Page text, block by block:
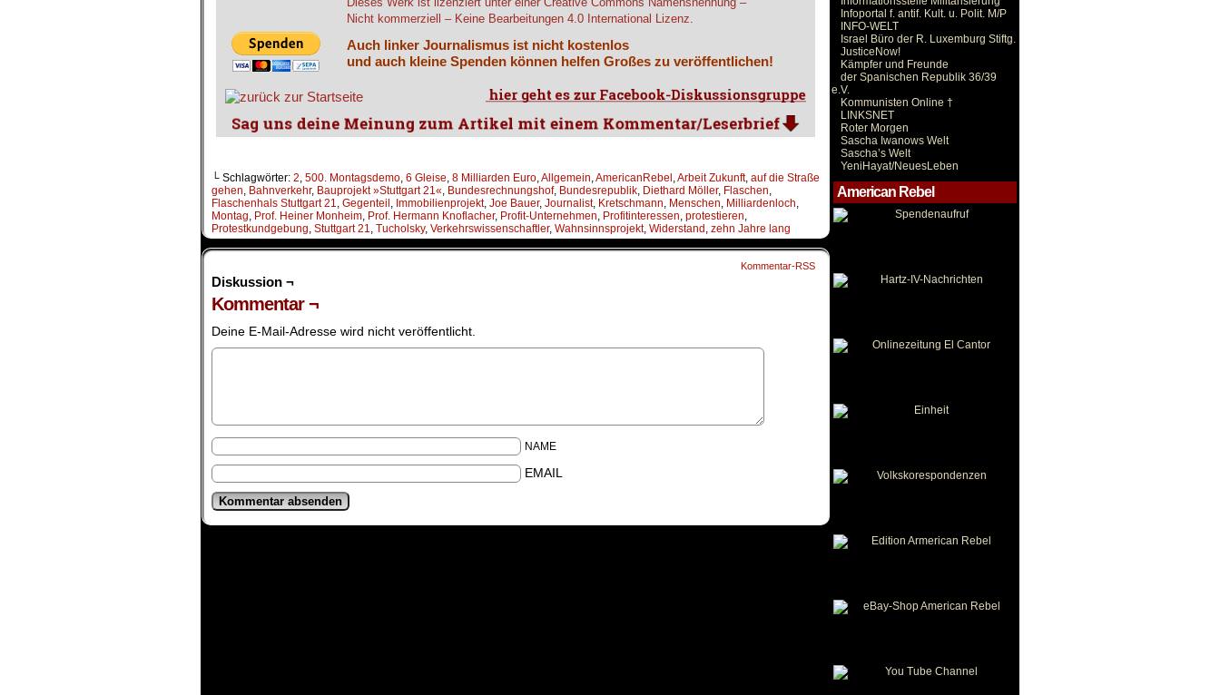
Nicht kommerziell – Keine Bearbeitungen 4.0 International Lizenz.
Auch linker Journalismus ist nicht kostenlos
und auch kleine Spenden können helfen Großes zu veröffentlichen!
└ Schlagwörter: 2, 500. Montagsdemo, 6 Gleise, 8 Milliarden Euro,Allgemein,AmericanRebel ,Arbeit Zukunft, auf die Straße
gehen, Bahnverkehr, Bauprojekt »Stuttgart 21«, Bundesrechnungshof, Bundesrepublik, Diethard Möller, Flaschen,
Flaschenhals Stuttgart 21, Gegenteil , Immobilienprojekt, Joe Bauer, Journalist, Kretschmann, Menschen, Milliardenloch,
Montag, Prof. Heiner Monheim, Prof. Hermann Knoflacher, Profit-Unternehmen, Profitinteressen, protestieren,
Protestkundgebung, Stuttgart 21, Tucholsky, Verkehrswissenschaftler, Wahnsinnsprojekt, Widerstand , zehn Jahre lang
Kommentar-RSS
Diskussion ¬
Kommentar ¬
Deine E-Mail-Adresse wird nicht veröffentlicht.
NAME
EMAIL
Infoportal f. antif. Kult. u. Polit. M/P
INFO-WELT
Israel Büro der R. Luxemburg Stiftg.
JusticeNow!
Kämpfer und Freunde
der Spanischen Republik 36/39
e.V.
Kommunisten Online †
LINKSNET
Roter Morgen
Sascha Iwanows Welt
Sascha’s Welt
YeniHayat/NeuesLeben
American Rebel